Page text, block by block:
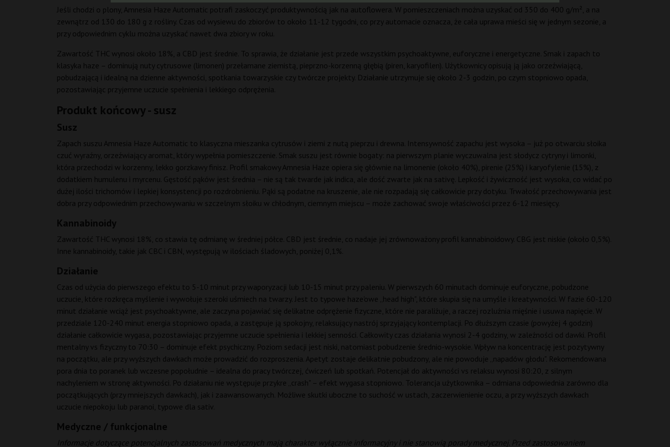
Jeśli chodzi o plony, Amnesia Haze Automatic potrafi zaskoczyć produktywnością jak na autoflowera. W pomieszczeniach można uzyskać od 350 do 400 g/m², a na
zewnątrz od 130 do 180 g z rośliny. Czas od wysiewu do zbiorów to około 11-12 tygodni, co przy automacie oznacza, że cała uprawa mieści się w jednym sezonie, a
przy odpowiednim cyklu można uzyskać nawet dwa zbiory w roku.
Zawartość THC wynosi około 18%, a CBD jest średnie. To sprawia, że działanie jest przede wszystkim psychoaktywne, euforyczne i energetyczne. Smak i zapach to
klasyka haze – dominują nuty cytrusowe (limonen) przełamane ziemistą, pieprzno-korzenną głębią (piren, karyofilen). Użytkownicy opisują ją jako orzeźwiającą,
pobudzającą i idealną na dzienne aktywności, spotkania towarzyskie czy twórcze projekty. Działanie utrzymuje się około 2-3 godzin, po czym stopniowo opada,
pozostawiając przyjemne uczucie spełnienia i lekkiego odprężenia.
Produkt końcowy - susz
Susz
Zapach suszu Amnesia Haze Automatic to klasyczna mieszanka cytrusów i ziemi z nutą pieprzu i drewna. Intensywność zapachu jest wysoka – już po otwarciu słoika
czuć wyraźny, orzeźwiający aromat, który wypełnia pomieszczenie. Smak suszu jest równie bogaty: na pierwszym planie wyczuwalna jest słodycz cytryny i limonki,
która przechodzi w korzenny, lekko gorzkawy finisz. Profil smakowy Amnesia Haze opiera się głównie na limonenie (około 40%), pirenie (25%) i karyofylenie (15%), z
dodatkiem humulenu i myrcenu. Gęstość pąków jest średnia – nie są tak twarde jak indica, ale dość zwarte jak na sativę. Lepkość i żywiczność jest wysoka, co widać po
dużej ilości trichomów i lepkiej konsystencji po rozdrobnieniu. Pąki są podatne na kruszenie, ale nie rozpadają się całkowicie przy dotyku. Trwałość przechowywania jest
dobra przy odpowiednim przechowywaniu w szczelnym słoiku w chłodnym, ciemnym miejscu – może zachować swoje właściwości przez 6-12 miesięcy.
Kannabinoidy
Zawartość THC wynosi 18%, co stawia tę odmianę w średniej półce. CBD jest średnie, co nadaje jej zrównoważony profil kannabinoidowy. CBG jest niskie (około 0,5%).
Inne kannabinoidy, takie jak CBC i CBN, występują w ilościach śladowych, poniżej 0,1%.
Działanie
Czas od użycia do pierwszego efektu to 5-10 minut przy waporyzacji lub 10-15 minut przy paleniu. W pierwszych 60 minutach dominuje euforyczne, pobudzone
uczucie, które rozkręca myślenie i wywołuje szeroki uśmiech na twarzy. Jest to typowe haze'owe „head high", które skupia się na umyśle i kreatywności. W fazie 60-120
minut działanie wciąż jest psychoaktywne, ale zaczyna pojawiać się delikatne odprężenie fizyczne, które nie paraliżuje, a raczej rozluźnia mięśnie i usuwa napięcie. W
przedziale 120-240 minut energia stopniowo opada, a zastępuje ją spokojny, relaksujący nastrój sprzyjający kontemplacji. Po dłuższym czasie (powyżej 4 godzin)
działanie całkowicie wygasa, pozostawiając przyjemne uczucie spełnienia i lekkiej senności. Całkowity czas działania wynosi 2-4 godziny, w zależności od dawki. Profil
mentalny vs fizyczny to 70:30 – dominuje efekt psychiczny. Poziom sedacji jest niski, natomiast pobudzenie średnio-wysokie. Wpływ na koncentrację jest pozytywny
na początku, ale przy wyższych dawkach może prowadzić do rozproszenia. Apetyt zostaje delikatnie pobudzony, ale nie powoduje „napadów głodu". Rekomendowana
pora dnia to poranek lub wczesne popołudnie – idealna do pracy twórczej, ćwiczeń lub spotkań. Potencjał do aktywności vs relaksu wynosi 80:20, z silnym
nachyleniem w stronę aktywności. Po działaniu nie występuje przykre „crash" – efekt wygasa stopniowo. Tolerancja użytkownika – odmiana odpowiednia zarówno dla
początkujących (przy mniejszych dawkach), jak i zaawansowanych. Możliwe skutki uboczne to suchość w ustach, zaczerwienienie oczu, a przy wyższych dawkach
uczucie niepokoju lub paranoi, typowe dla sativ.
Medyczne / funkcjonalne
Informacje dotyczące potencjalnych zastosowań medycznych mają charakter wyłącznie informacyjny i nie stanowią porady medycznej. Przed zastosowaniem